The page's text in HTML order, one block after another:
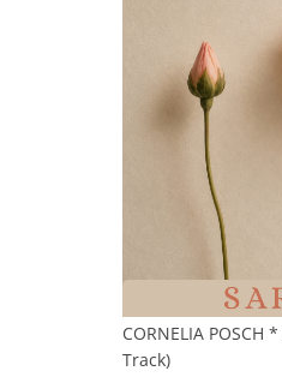
CORNELIA POSCH
Track)